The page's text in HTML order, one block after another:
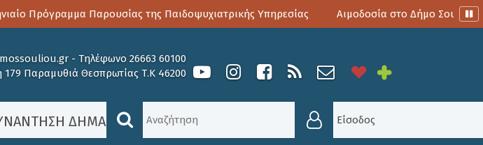
Πρόγραμμα Παρουσίας της Παιδοψυχιατρικής Υπηρεσίας Αιμοδοσία στο Δήμο Σουλίου
- Τηλέφωνο 26663 60100
179 Παραμυθιά Θεσπρωτίας Τ.Κ 46200
ΔΗΜΆΡΧΟΥ ΣΟΥΛΊΟΥ ΜΕ ΤΟ ΝΈΟ ΔΣ ΤΟΥ ΕΜΠΟΡΙΚΟΎ ΣΥΛΛΌΓΟΥ
Είσοδος